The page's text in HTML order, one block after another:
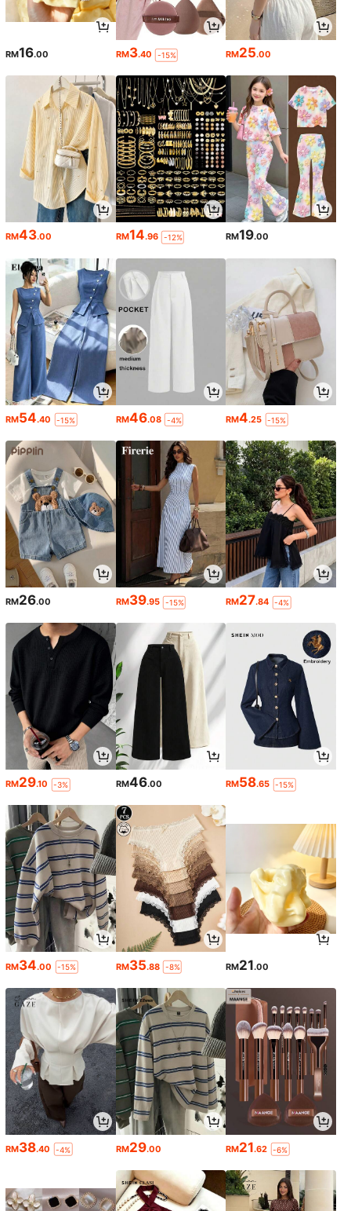
RM16.00 RM3.40 -15% RM25.00
RM43.00 RM14.96 -12% RM19.00
RM54.40 -15% RM46.08 -4% RM4.25 -15%
RM26.00 RM39.95 -15% RM27.84 -4%
RM29.10 -3% RM46.00 RM58.65 -15%
RM34.00 -15% RM35.88 -8% RM21.00
RM38.40 -4% RM29.00 RM21.62 -6%